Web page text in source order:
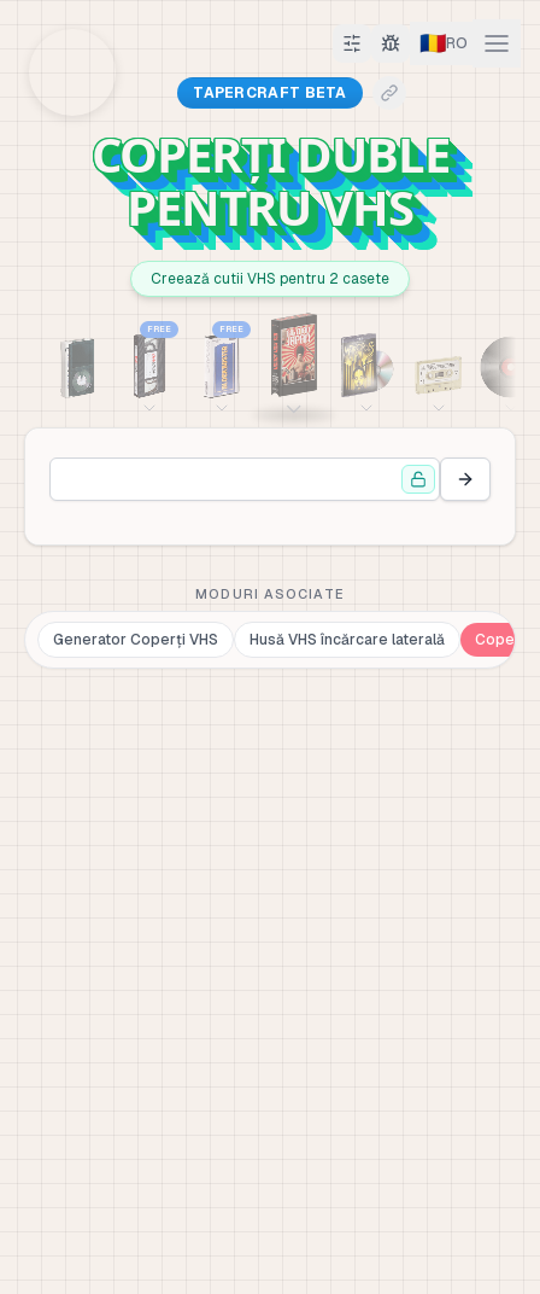
🇷🇴RO
TAPERCRAFT BETA
COPERȚI DUBLE
PENTRU VHS
Creează cutii VHS pentru 2 casete
FREE FREE
MODURI ASOCIATE
Generator Coperți VHS Husă VHS încărcare laterală Copertă